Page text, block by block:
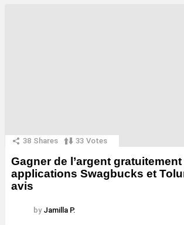
38 Shares 33 Votes
Gagner de l’argent
applications Swagbucks et
avis
by Jamilla P.